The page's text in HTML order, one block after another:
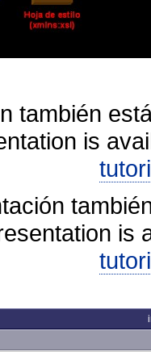
también
is
is